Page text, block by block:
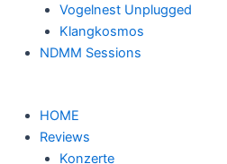
Vogelnest Unplugged
Klangkosmos
NDMM Sessions
HOME
Reviews
Konzerte